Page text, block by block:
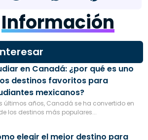
Información
en Canadá: ¿por qué es uno
destinos favoritos para
mexicanos?
últimos años, Canadá se ha convertido en
los destinos más populares...
elegir el mejor destino para